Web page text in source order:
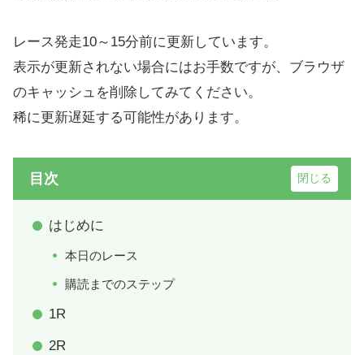
レース発走10～15分前に更新しています。
表示が更新されない場合にはお手数ですが、ブラウザ
のキャッシュを削除してみてください。
稀に更新遅延する可能性があります。
目次
はじめに
本日のレース
購読までのステップ
1R
2R